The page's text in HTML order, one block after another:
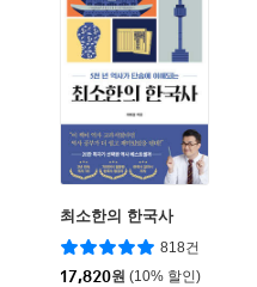
최소한의 한국사
818건
17,820원 (10% 할인)